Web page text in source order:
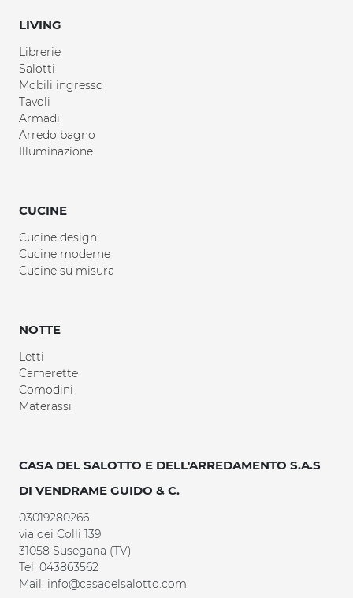
LIVING
Librerie
Salotti
Mobili ingresso
Tavoli
Armadi
Arredo bagno
Illuminazione
CUCINE
Cucine design
Cucine moderne
Cucine su misura
NOTTE
Letti
Camerette
Comodini
Materassi
CASA DEL SALOTTO E DELL'ARREDAMENTO S.A.S
DI VENDRAME GUIDO & C.
03019280266
via dei Colli 139
31058 Susegana (TV)
Tel: 043863562
Mail: info@casadelsalotto.com